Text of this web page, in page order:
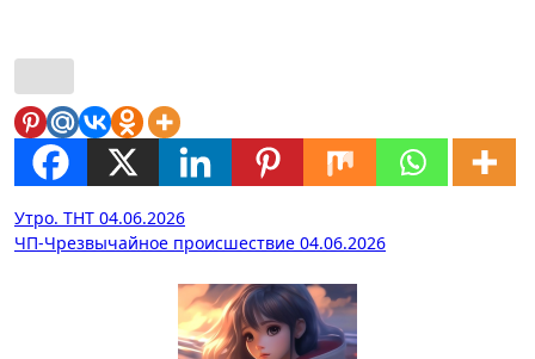
Навигация
по
Утро. ТНТ 04.06.2026
ЧП-Чрезвычайное происшествие 04.06.2026